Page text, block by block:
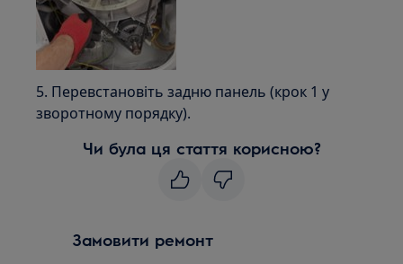
5. Перевстановіть задню панель (крок 1 у
зворотному порядку).
Чи була ця стаття корисною?
Замовити ремонт